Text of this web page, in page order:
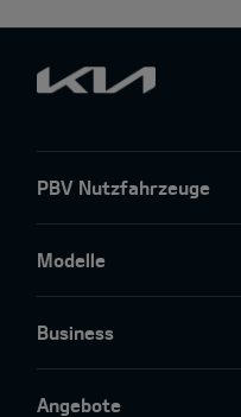
PBV Nutzfahrzeuge
Modelle
Business
Angebote